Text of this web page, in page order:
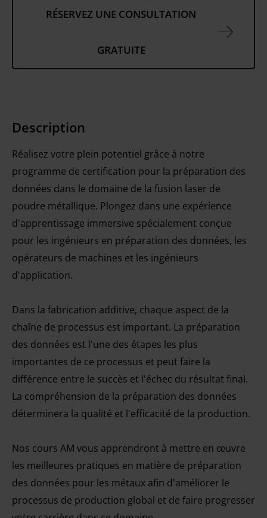
RÉSERVEZ UNE CONSULTATION
GRATUITE
Description
Réalisez votre plein potentiel grâce à notre
programme de certification pour la préparation des
données dans le domaine de la fusion laser de
poudre métallique. Plongez dans une expérience
d'apprentissage immersive spécialement conçue
pour les ingénieurs en préparation des données, les
opérateurs de machines et les ingénieurs
d'application.
Dans la fabrication additive, chaque aspect de la
chaîne de processus est important. La préparation
des données est l'une des étapes les plus
importantes de ce processus et peut faire la
différence entre le succès et l'échec du résultat final.
La compréhension de la préparation des données
déterminera la qualité et l'efficacité de la production.
Nos cours AM vous apprendront à mettre en œuvre
les meilleures pratiques en matière de préparation
des données pour les métaux afin d'améliorer le
processus de production global et de faire progresser